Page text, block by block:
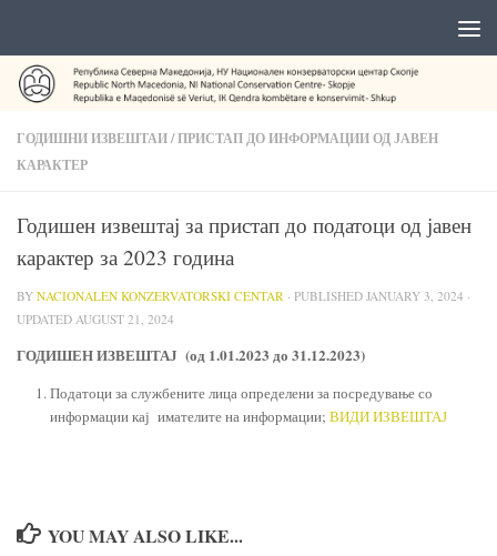
ГОДИШНИ ИЗВЕШТАИ/ПРИСТАП ДО ИНФОРМАЦИИ ОД ЈАВЕН
КАРАКТЕР
Годишен извештај за пристап до податоци од јавен
карактер за 2023 година
BY NACIONALEN KONZERVATORSKI CENTAR · PUBLISHED JANUARY 3, 2024 ·
UPDATED AUGUST 21, 2024
ГОДИШЕН ИЗВЕШТАЈ (од 1.01.2023 до 31.12.2023)
Податоци за службените лица определени за посредување со
информации кај имателите на информации; ВИДИ ИЗВЕШТАЈ
YOU MAY ALSO LIKE...